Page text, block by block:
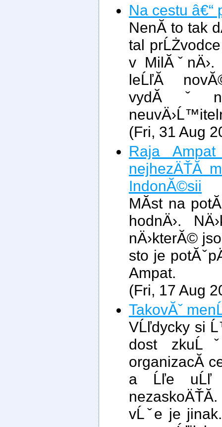
Na cestu â€“
NenĂ­ to tak
tal
v
leĹľĂ­
(Fri, 31 Aug
Raja Ampat
nejhezÄŤĂ­
IndonĂ©sii
MĂ­st na
hodnÄ›.
nÄ›kterĂ©
sto je
Ampat.
(Fri, 17 Aug
TakovĂˇ
VĹľdycky si
dost
organizacĂ­
a Ĺľe uĹľ
vĹˇe je